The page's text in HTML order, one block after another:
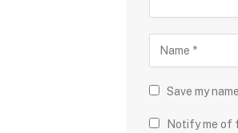
Save my
Notify me of